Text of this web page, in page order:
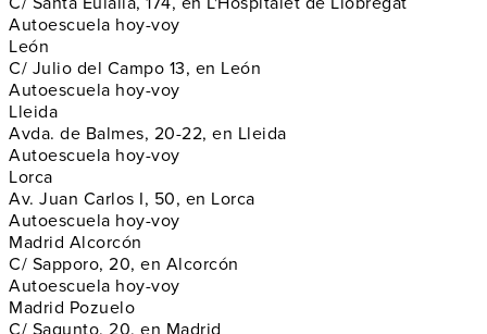
Autoescuela hoy-voy
León
C/ Julio del Campo 13, en León
Autoescuela hoy-voy
Lleida
Avda. de Balmes, 20-22, en Lleida
Autoescuela hoy-voy
Lorca
Av. Juan Carlos I, 50, en Lorca
Autoescuela hoy-voy
Madrid Alcorcón
C/ Sapporo, 20, en Alcorcón
Autoescuela hoy-voy
Madrid Pozuelo
C/ Sagunto, 20, en Madrid